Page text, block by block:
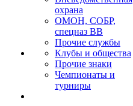
охрана
ОМОН, СОБР,
спецназ ВВ
Прочие службы
Клубы и общества
Прочие знаки
Чемпионаты и
турниры